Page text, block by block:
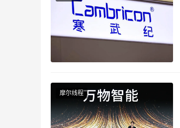
摩尔线程